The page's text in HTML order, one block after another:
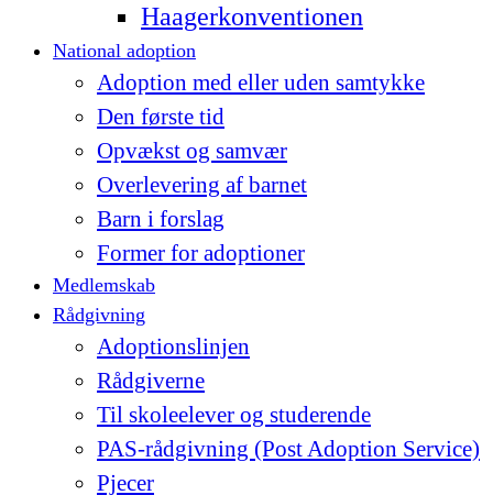
Haagerkonventionen
National adoption
Adoption med eller uden samtykke
Den første tid
Opvækst og samvær
Overlevering af barnet
Barn i forslag
Former for adoptioner
Medlemskab
Rådgivning
Adoptionslinjen
Rådgiverne
Til skoleelever og studerende
PAS-rådgivning (Post Adoption Service)
Pjecer